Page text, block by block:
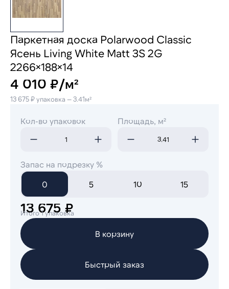
Паркетная доска Polarwood Classic
Ясень Living White Matt 3S 2G
2266×188×14
4 010 ₽/м²
13 675 ₽ упаковка — 3.41м²
Кол-во упаковок Площадь, м²
Запас на подрезку %
0 5 10 15
13 675 ₽
Итого 1 упаковка
В корзину
Быстрый заказ